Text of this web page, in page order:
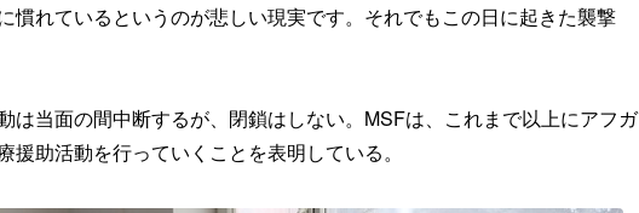
慣れているというのが悲しい現実です。それでもこの日に起きた襲撃
は当面の間中断するが、閉鎖はしない。MSFは、これまで以上にアフガ
援助活動を行っていくことを表明している。